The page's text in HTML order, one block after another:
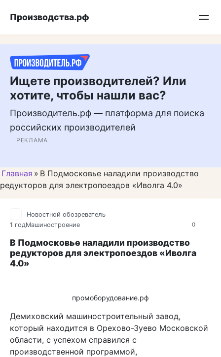
Подписывайтесь на нас в MAX
Производства.рф
Ищете производителей? Или
хотите, чтобы нашли вас?
Производитель.рф — платформа для поиска
российских производителей
РЕКЛАМА
Главная » В Подмосковье наладили производство
редукторов для электропоездов «Иволга 4.0»
0
Новостной обозреватель
1 годМашиностроение
В Подмосковье наладили производство
редукторов для электропоездов «Иволга
4.0»
промоборудование.рф
Демиховский машиностроительный завод,
который находится в Орехово-Зуево Московской
области, с успехом справился с
производственной программой,